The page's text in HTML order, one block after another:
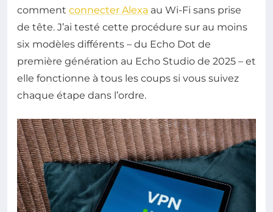
comment connecter Alexa au Wi-Fi sans prise
de tête. J’ai testé cette procédure sur au moins
six modèles différents – du Echo Dot de
première génération au Echo Studio de 2025 – et
elle fonctionne à tous les coups si vous suivez
chaque étape dans l’ordre.